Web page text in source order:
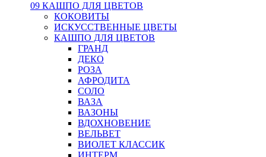
09 КАШПО ДЛЯ ЦВЕТОВ
КОКОВИТЫ
ИСКУССТВЕННЫЕ ЦВЕТЫ
КАШПО ДЛЯ ЦВЕТОВ
ГРАНД
ДЕКО
РОЗА
АФРОДИТА
СОЛО
ВАЗА
ВАЗОНЫ
ВДОХНОВЕНИЕ
ВЕЛЬВЕТ
ВИОЛЕТ КЛАССИК
ИНТЕРМ